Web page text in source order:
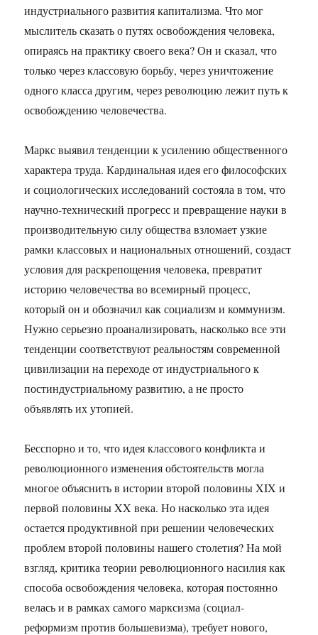
индустриального развития капитализма. Что мог
мыслитель сказать о путях освобождения человека,
опираясь на практику своего века? Он и сказал, что
только через классовую борьбу, через уничтожение
одного класса другим, через революцию лежит путь к
освобождению человечества.
Маркс выявил тенденции к усилению общественного
характера труда. Кардинальная идея его философских
и социологических исследований состояла в том, что
научно-технический прогресс и превращение науки в
производительную силу общества взломает узкие
рамки классовых и национальных отношений, создаст
условия для раскрепощения человека, превратит
историю человечества во всемирный процесс,
который он и обозначил как социализм и коммунизм.
Нужно серьезно проанализировать, насколько все эти
тенденции соответствуют реальностям современной
цивилизации на переходе от индустриального к
постиндустриальному развитию, а не просто
объявлять их утопией.
Бесспорно и то, что идея классового конфликта и
революционного изменения обстоятельств могла
многое объяснить в истории второй половины XIX и
первой половины XX века. Но насколько эта идея
остается продуктивной при решении человеческих
проблем второй половины нашего столетия? На мой
взгляд, критика теории революционного насилия как
способа освобождения человека, которая постоянно
велась и в рамках самого марксизма (социал-
реформизм против большевизма), требует нового,